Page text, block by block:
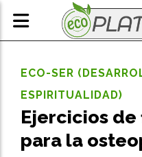
Ejercicios
para la
ECO-SER
ESPIRITUALIDAD)